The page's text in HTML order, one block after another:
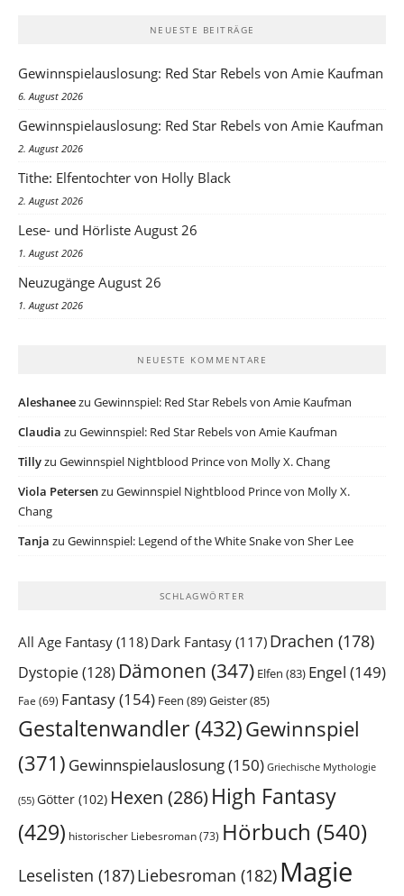
NEUESTE BEITRÄGE
Gewinnspielauslosung: Red Star Rebels von Amie Kaufman
6. August 2026
Gewinnspielauslosung: Red Star Rebels von Amie Kaufman
2. August 2026
Tithe: Elfentochter von Holly Black
2. August 2026
Lese- und Hörliste August 26
1. August 2026
Neuzugänge August 26
1. August 2026
NEUESTE KOMMENTARE
Aleshaneezu Gewinnspiel: Red Star Rebels von Amie Kaufman
Claudia zu Gewinnspiel: Red Star Rebels von Amie Kaufman
Tillyzu Gewinnspiel Nightblood Prince von Molly X. Chang
Viola Petersenzu Gewinnspiel Nightblood Prince von Molly X.
Chang
Tanja zu Gewinnspiel: Legend of the White Snake von Sher Lee
SCHLAGWÖRTER
All Age Fantasy (118) Dark Fantasy (117) Drachen (178)
Dystopie(128) Dämonen (347) Elfen (83) Engel (149)
Fae (69) Fantasy(154) Feen (89)Geister(85)
Gestaltenwandler (432)Gewinnspiel
(371) Gewinnspielauslosung(150) Griechische Mythologie
(55) Götter (102) Hexen (286) High Fantasy
(429) historischer Liebesroman(73) Hörbuch (540)
Leselisten (187)Liebesroman (182) Magie